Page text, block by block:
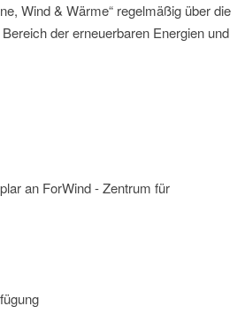
Wind & Wärme“ regelmäßig über die
der erneuerbaren Energien und
an ForWind - Zentrum für